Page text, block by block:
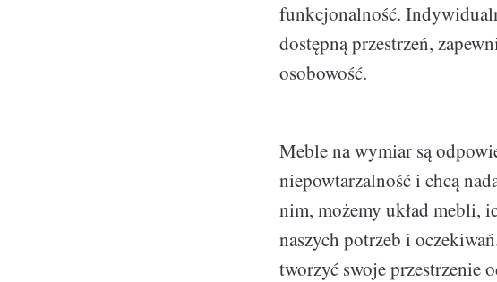
funkcjonalność.
dostępną przestrzeń,
osobowość.
Meble na wymiar są
niepowtarzalność i chcą
nim, możemy układ mebli,
naszych potrzeb i
tworzyć swoje przestrzenie